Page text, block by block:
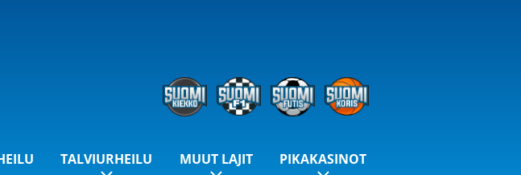
TALVIURHEILU MUUT LAJIT PIKAKASINOT